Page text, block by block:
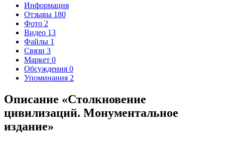
Информация
Отзывы 180
Фото 2
Видео 13
Файлы 1
Связи 3
Маркет 0
Обсуждения 0
Упоминания 2
Описание «Столкновение
цивилизаций. Монументальное
издание»